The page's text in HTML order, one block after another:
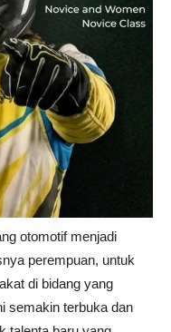
otomotif menjadi
perempuan, untuk
di bidang yang
semakin terbuka dan